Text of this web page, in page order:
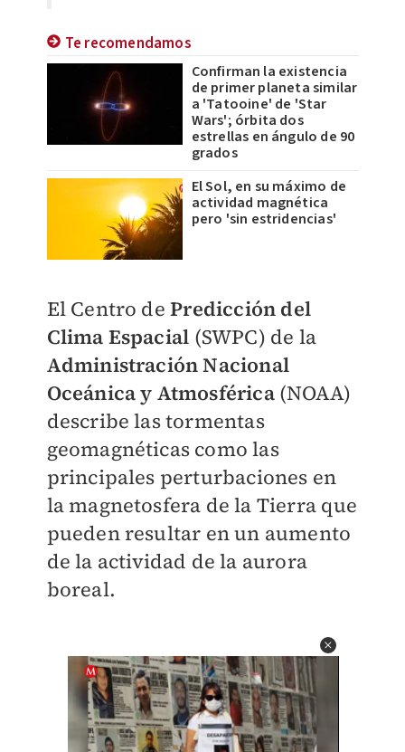
Te recomendamos
Confirman la existencia
de primer planeta similar
a 'Tatooine' de 'Star
Wars'; órbita dos
estrellas en ángulo de 90
grados
El Sol, en su máximo de
actividad magnética
pero 'sin estridencias'
El Centro dePredicción del
Clima Espacial (SWPC) de la
Administración Nacional
Oceánica y Atmosférica(NOAA)
describe las tormentas
geomagnéticas como las
principales perturbaciones en
la magnetosfera de la Tierra que
pueden resultar en un aumento
de la actividad de la aurora
boreal.